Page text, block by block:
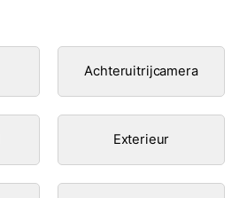
Achteruitrijcamera
Exterieur